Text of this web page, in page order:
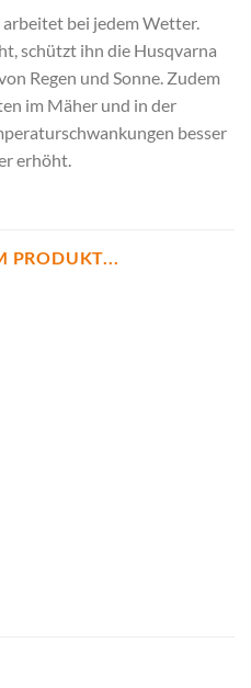
bei jedem Wetter.
schützt ihn die Husqvarna
Regen und Sonne. Zudem
im Mäher und in der
besser
erhöht.
PRODUKT...